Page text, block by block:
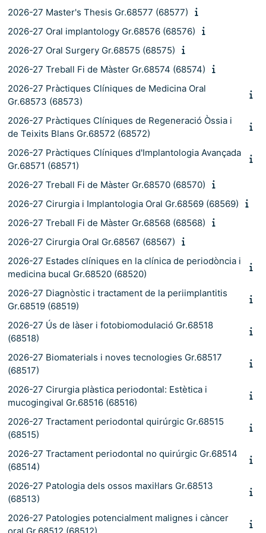
2026-27 Master's Thesis Gr.68577 (68577)
2026-27 Oral implantology Gr.68576 (68576)
2026-27 Oral Surgery Gr.68575 (68575)
2026-27 Treball Fi de Màster Gr.68574 (68574)
2026-27 Pràctiques Clíniques de Medicina Oral
Gr.68573 (68573)
2026-27 Pràctiques Clíniques de Regeneració Òssia i
de Teixits Blans Gr.68572 (68572)
2026-27 Pràctiques Clíniques d'Implantologia Avançada
Gr.68571 (68571)
2026-27 Treball Fi de Màster Gr.68570 (68570)
2026-27 Cirurgia i Implantologia Oral Gr.68569 (68569)
2026-27 Treball Fi de Màster Gr.68568 (68568)
2026-27 Cirurgia Oral Gr.68567 (68567)
2026-27 Estades clíniques en la clínica de periodòncia i
medicina bucal Gr.68520 (68520)
2026-27 Diagnòstic i tractament de la periimplantitis
Gr.68519 (68519)
2026-27 Ús de làser i fotobiomodulació Gr.68518
(68518)
2026-27 Biomaterials i noves tecnologies Gr.68517
(68517)
2026-27 Cirurgia plàstica periodontal: Estètica i
mucogingival Gr.68516 (68516)
2026-27 Tractament periodontal quirúrgic Gr.68515
(68515)
2026-27 Tractament periodontal no quirúrgic Gr.68514
(68514)
2026-27 Patologia dels ossos maxil·lars Gr.68513
(68513)
2026-27 Patologies potencialment malignes i càncer
oral Gr.68512 (68512)